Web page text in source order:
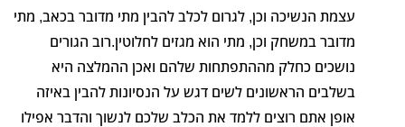
עצמת הנשיכה וכן, לגרום לכלב להבין מתי מדובר בכאב, מתי
מדובר במשחק וכן, מתי הוא מגזים לחלוטין.רוב הגורים
נושכים כחלק מההתפתחות שלהם ואכן ההמלצה היא
בשלבים הראשונים לשים דגש על הנסיונות להבין באיזה
אופן אתם רוצים ללמד את הכלב שלכם לנשוך והדבר אפילו